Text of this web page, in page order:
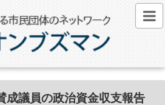
成議員の政治資金収支報告